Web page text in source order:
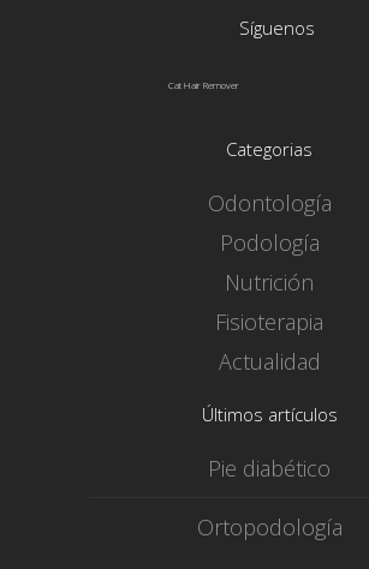
Síguenos
Cat Hair Remover
Categorias
Odontología
Podología
Nutrición
Fisioterapia
Actualidad
Últimos artículos
Pie diabético
Ortopodología